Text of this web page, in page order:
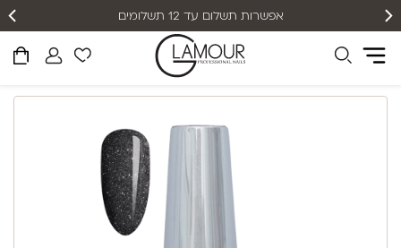
אפשרות תשלום עד 12 תשלומים